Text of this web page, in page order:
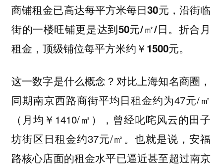
商铺租金已高达每平方米每日30元，沿街临
街的一楼旺铺更是达到50元/㎡/日。折合月
租金，顶级铺位每平方米约￥1500元。
这一数字是什么概念？对比上海知名商圈，
同期南京西路商街平均日租金约为47元/㎡
（月均￥1410/㎡），曾经叱咤风云的田子
坊街区日租金约37元/㎡。也就是说，安福
路核心店面的租金水平已逼近甚至超过南京